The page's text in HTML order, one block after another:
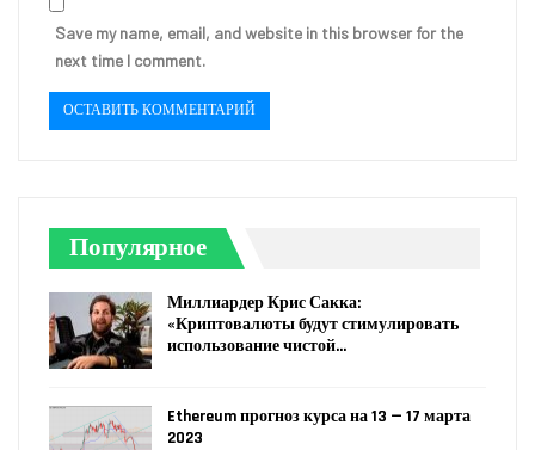
Save my name, email, and website in this browser for the
next time I comment.
Популярное
Миллиардер Крис Сакка:
«Криптовалюты будут стимулировать
использование чистой…
Ethereum прогноз курса на 13 — 17 марта
2023